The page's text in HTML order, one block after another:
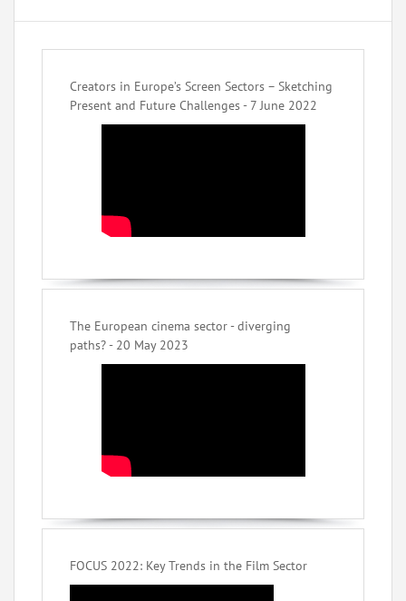
Creators in Europe’s Screen Sectors – Sketching
Present and Future Challenges - 7 June 2022
The European cinema sector - diverging
paths? - 20 May 2023
FOCUS 2022: Key Trends in the Film Sector